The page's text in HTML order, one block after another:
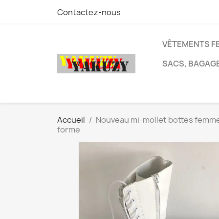
Contactez-nous
VÊTEMENTS
SACS,
Accueil
Nouveau mi-mollet bottes
forme